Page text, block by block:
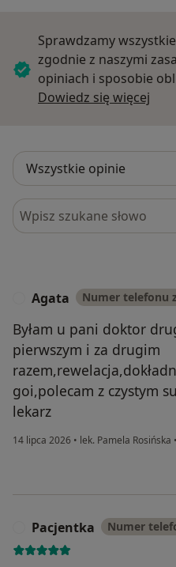
Sprawdzamy
zgodnie z naszymi
opiniach i sposobie
Dowiedz się więcej
Szukaj w opiniach
Agata Numer telefonu
Byłam u pani doktor
pierwszym i za drugim
goi,polecam z czystym
lekarz
14 lipca 2026 • lek. Pamela Rosińska •
Pacjentka Numer